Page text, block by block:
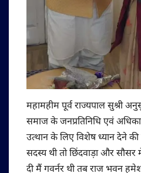
महामहीम पूर्व राज्यपाल सुश्री
समाज के जनप्रतिनिधि एवं
उत्थान के लिए विशेष ध्यान देने
सदस्य थी तो छिंदवाड़ा और
दी मैं गवर्नर थी तब राज भवन